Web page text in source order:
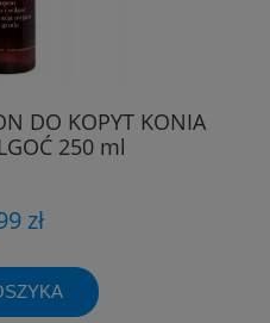
DO KOPYT KONIA
250 ml
zł